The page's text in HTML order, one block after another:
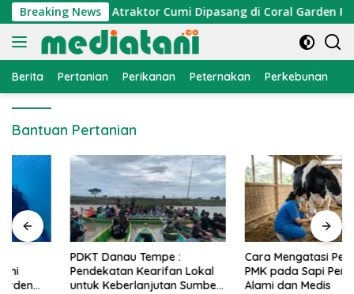
Langsung
ke
konten
Breaking News
Nelayan, Atraktor Cumi Dipasang di Coral Garden Pulau
Berita Pertanian Perikanan Peternakan Perkebunan
Bantuan Pertanian
PDKT Danau Tempe :
Pendekatan Kearifan Lokal
untuk Keberlanjutan Sumber
Cara Mengatasi Penyakit
PMK pada Sapi Perah Secara
Alami dan Medis